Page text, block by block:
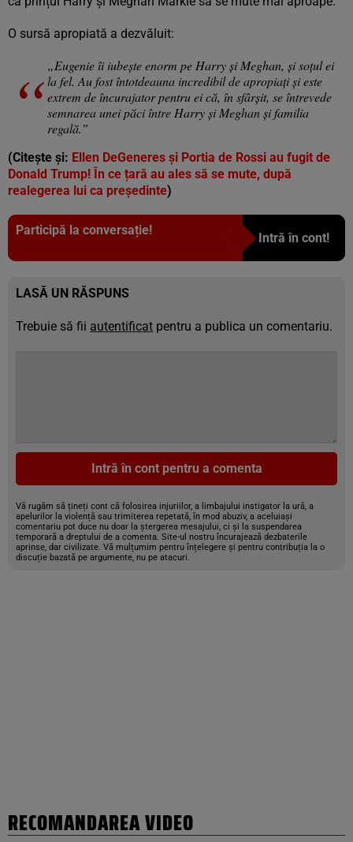
O sursă apropiată a dezvăluit:
„Eugenie îi iubește enorm pe Harry și Meghan, și soțul ei
la fel. Au fost întotdeauna incredibil de apropiați și este
extrem de încurajator pentru ei că, în sfârșit, se întrevede
semnarea unei păci între Harry și Meghan și familia
regală.”
(Citește și: Ellen DeGeneres și Portia de Rossi au fugit de
Donald Trump! În ce țară au ales să se mute, după
realegerea lui ca președinte)
Participă la conversație!
Intră în cont!
LASĂ UN RĂSPUNS
Trebuie să fii autentificat pentru a publica un comentariu.
Intră în cont pentru a comenta
Vă rugăm să țineți cont că folosirea injuriilor, a limbajului instigator la ură, a
apelurilor la violență sau trimiterea repetată, în mod abuziv, a aceluiași
comentariu pot duce nu doar la ștergerea mesajului, ci și la suspendarea
temporară a dreptului de a comenta. Site-ul nostru încurajează dezbaterile
aprinse, dar civilizate. Vă mulțumim pentru înțelegere și pentru contribuția la o
discuție bazată pe argumente, nu pe atacuri.
RECOMANDAREA VIDEO